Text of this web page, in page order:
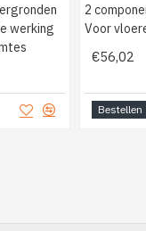
werking
2
€56,02
Bestellen